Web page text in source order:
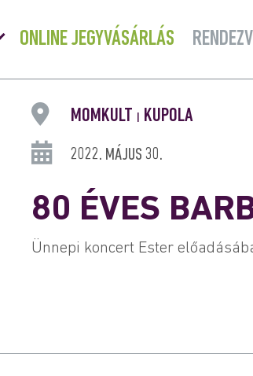
Menü
lenyitása
ONLINE JEGYVÁSÁRLÁS
MOMKULT KUPOLA
2022. MÁJUS 30.
80 ÉVES
Ünnepi koncert Ester